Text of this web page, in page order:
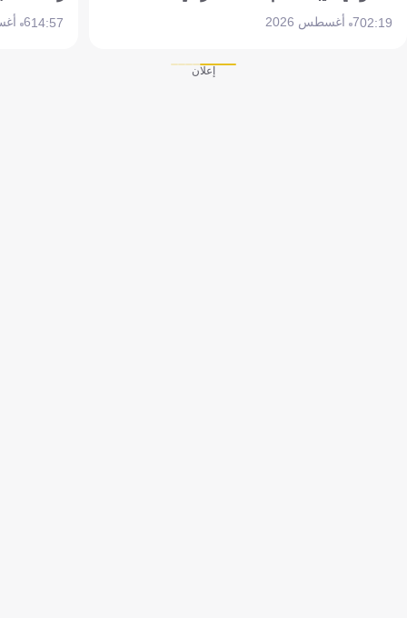
02:197 أغسطس 2026 14:576 أغسطس 2026
إعلان